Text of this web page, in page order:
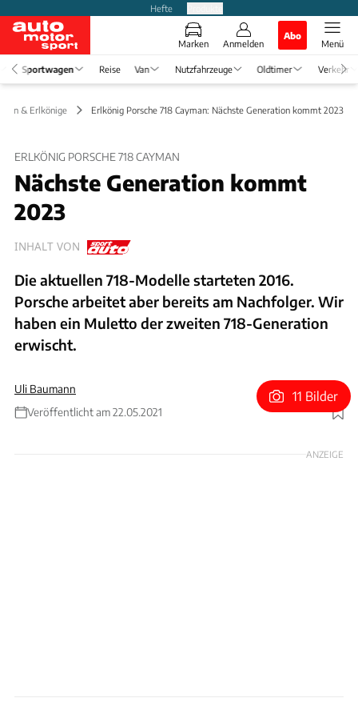
Hefte
Marken Anmelden
Abo
Menü
Sportwagen Reise Van Nutzfahrzeuge Oldtimer Verkehr
& Erlkönige Erlkönig Porsche 718 Cayman: Nächste Generation kommt 2023
ERLKÖNIG PORSCHE 718 CAYMAN
Nächste Generation kommt
2023
INHALT VON
Die aktuellen 718-Modelle starteten 2016.
Porsche arbeitet aber bereits am Nachfolger. Wir
haben ein Muletto der zweiten 718-Generation
erwischt.
Uli Baumann
Veröffentlicht am 22.05.2021
Foto: Stefan Baldauf
11 Bilder
ANZEIGE